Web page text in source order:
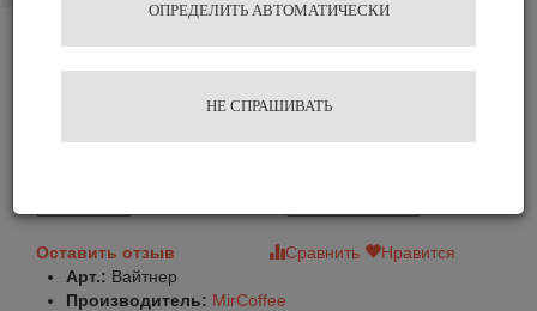
Сливки De Marco Вайтнер
Оставить отзыв Сравнить
Нравится
Арт.: Вайтнер
Производитель: MirCoffee
ОПРЕДЕЛИТЬ АВТОМАТИЧЕСКИ
НЕ СПРАШИВАТЬ